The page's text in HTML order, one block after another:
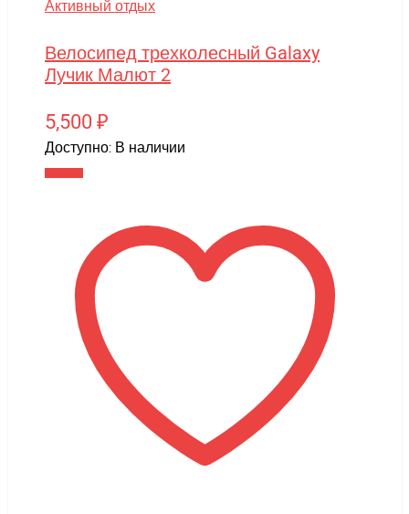
Активный отдых
Велосипед трехколесный Galaxy
Лучик Малют 2
5,500 ₽
Доступно: В наличии